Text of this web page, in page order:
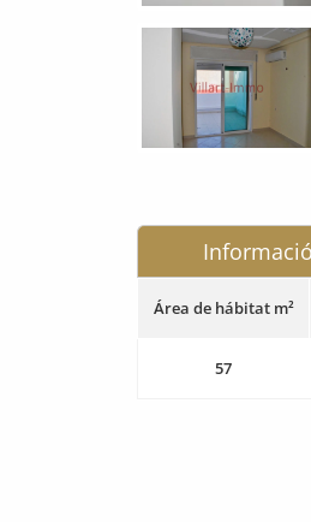
Área de hábitat m²
57